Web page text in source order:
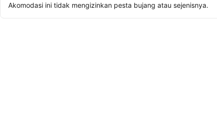
Akomodasi ini tidak mengizinkan pesta bujang atau sejenisnya.